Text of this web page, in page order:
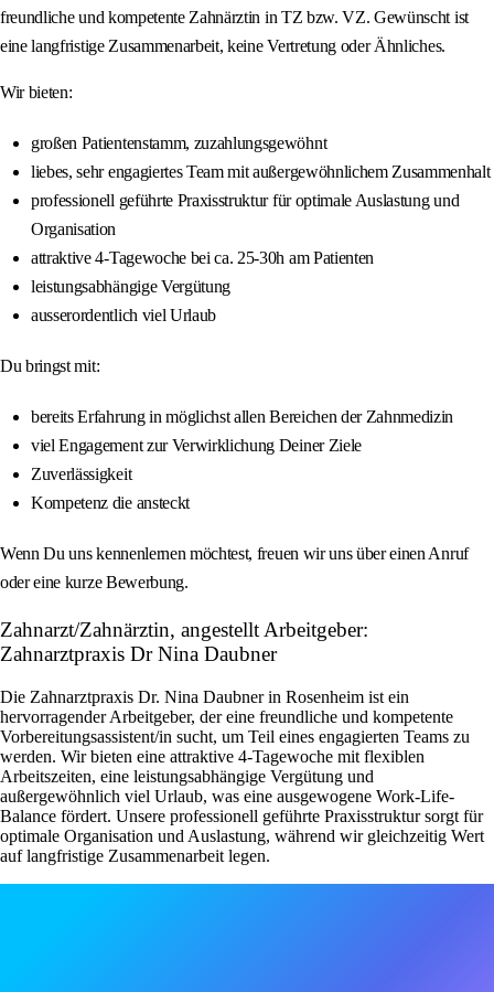
freundliche und kompetente Zahnärztin in TZ bzw. VZ. Gewünscht ist
eine langfristige Zusammenarbeit, keine Vertretung oder Ähnliches.
Wir bieten:
großen Patientenstamm, zuzahlungsgewöhnt
liebes, sehr engagiertes Team mit außergewöhnlichem Zusammenhalt
professionell geführte Praxisstruktur für optimale Auslastung und
Organisation
attraktive 4-Tagewoche bei ca. 25-30h am Patienten
leistungsabhängige Vergütung
ausserordentlich viel Urlaub
Du bringst mit:
bereits Erfahrung in möglichst allen Bereichen der Zahnmedizin
viel Engagement zur Verwirklichung Deiner Ziele
Zuverlässigkeit
Kompetenz die ansteckt
Wenn Du uns kennenlernen möchtest, freuen wir uns über einen Anruf
oder eine kurze Bewerbung.
Zahnarzt/Zahnärztin, angestellt Arbeitgeber:
Zahnarztpraxis Dr Nina Daubner
Die Zahnarztpraxis Dr. Nina Daubner in Rosenheim ist ein
hervorragender Arbeitgeber, der eine freundliche und kompetente
Vorbereitungsassistent/in sucht, um Teil eines engagierten Teams zu
werden. Wir bieten eine attraktive 4-Tagewoche mit flexiblen
Arbeitszeiten, eine leistungsabhängige Vergütung und
außergewöhnlich viel Urlaub, was eine ausgewogene Work-Life-
Balance fördert. Unsere professionell geführte Praxisstruktur sorgt für
optimale Organisation und Auslastung, während wir gleichzeitig Wert
auf langfristige Zusammenarbeit legen.